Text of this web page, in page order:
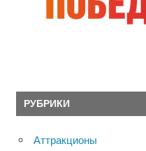
РУБРИКИ
Аттракционы